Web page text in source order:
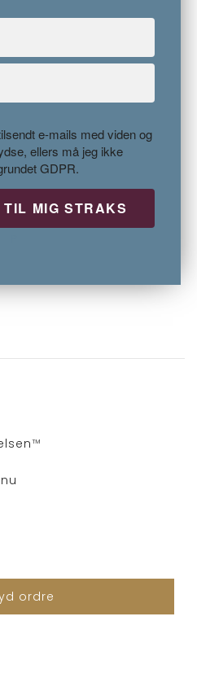
e-mails med viden og
ellers må jeg ikke
GDPR.
™
ordre